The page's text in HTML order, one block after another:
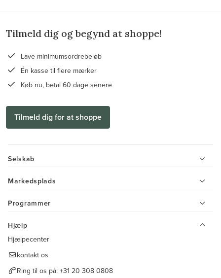
Tilmeld dig og begynd at shoppe!
Lave minimumsordrebeløb
Én kasse til flere mærker
Køb nu, betal 60 dage senere
Tilmeld dig for at shoppe
Selskab
Markedsplads
Programmer
Hjælp
Hjælpecenter
kontakt os
Ring til os på: +31 20 308 0808